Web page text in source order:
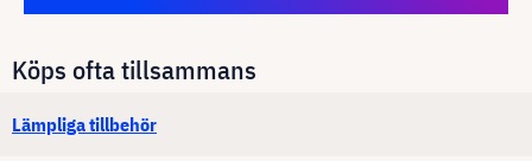
Köps ofta tillsammans
Lämpliga tillbehör